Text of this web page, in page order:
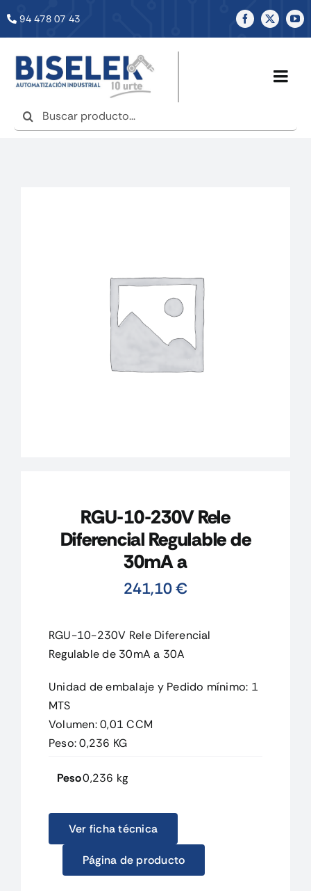
94 478 07 43
Buscar:
INICIO
RGU-10-230V Rele
Diferencial Regulable de
30mA a
241,10€
RGU-10-230V Rele Diferencial
Regulable de 30mA a 30A
Unidad de embalaje y Pedido mínimo: 1
MTS
Volumen: 0,01 CCM
Peso: 0,236 KG
Peso0,236 kg
Ver ficha técnica
Página de producto